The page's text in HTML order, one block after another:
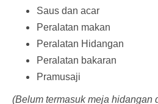
Saus dan acar
Peralatan makan
Peralatan Hidangan
Peralatan bakaran
Pramusaji
(Belum termasuk meja hidangan